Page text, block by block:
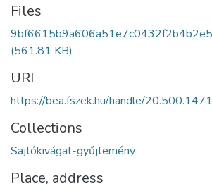
Files
(561.81 KB)
URI
https://bea.fszek.hu/handle/
Collections
Sajtókivágat-gyűjtemény
Place, address